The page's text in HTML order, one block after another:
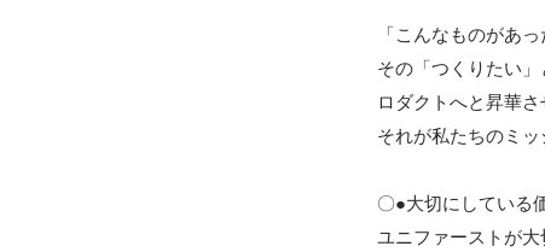
「こんなものがあ
その「つくりたい
ロダクトへと昇華さ
それが私たちのミッ
〇●大切にしている
ユニファーストが